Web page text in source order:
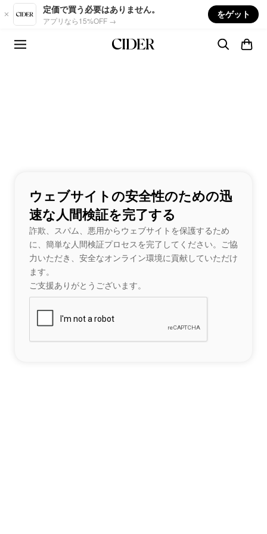
Skip to main content
定価で買う必要はありません。
アプリなら15%OFF →
をゲット
ウェブサイトの安全性のための迅
速な人間検証を完了する
詐欺、スパム、悪用からウェブサイトを保護するため
に、簡単な人間検証プロセスを完了してください。ご協
力いただき、安全なオンライン環境に貢献していただけ
ます。
ご支援ありがとうございます。